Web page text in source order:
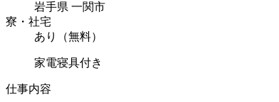
岩手県 一関市
寮・社宅
あり（無料）
家電寝具付き
仕事内容